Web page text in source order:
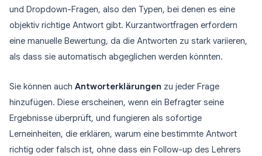
und Dropdown-Fragen, also den Typen, bei denen es eine
objektiv richtige Antwort gibt. Kurzantwortfragen erfordern
eine manuelle Bewertung, da die Antworten zu stark variieren,
als dass sie automatisch abgeglichen werden könnten.
Sie können auch Antworterklärungen zu jeder Frage
hinzufügen. Diese erscheinen, wenn ein Befragter seine
Ergebnisse überprüft, und fungieren als sofortige
Lerneinheiten, die erklären, warum eine bestimmte Antwort
richtig oder falsch ist, ohne dass ein Follow-up des Lehrers